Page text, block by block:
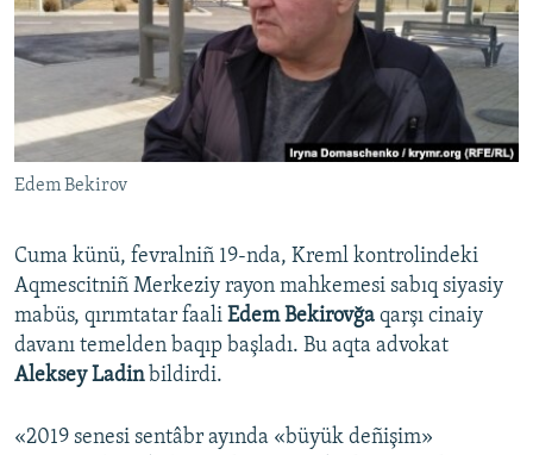
FİKİR
Українською
QOŞULIÑIZ!
RFE/RS bütün saytları
Edem Bekirov
Cuma künü, fevralniñ 19-nda, Kreml kontrolindeki
Aqmescitniñ Merkeziy rayon mahkemesi sabıq siyasiy
mabüs, qırımtatar faali Edem Bekirovğa qarşı cinaiy
davanı temelden baqıp başladı. Bu aqta advokat
Aleksey Ladinbildirdi.
«2019 senesi sentâbr ayında «büyük deñişim»